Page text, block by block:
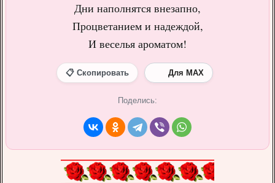
Дни наполнятся внезапно,
Процветанием и надеждой,
И веселья ароматом!
📋 Скопировать Для MAX
Поделись: